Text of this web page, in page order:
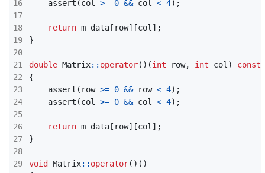
16
17
18
19
20
23
24
25
26
27
28
29
assert (col >= 0 && col < 4);
return m_data [ row][col ];
}
double Matrix:: operator()(int row, int col )
const
{
assert ( row >= 0 && row < 4);
assert (col >= 0 && col < 4);
return m_data [ row][col ];
}
void Matrix:: operator()()